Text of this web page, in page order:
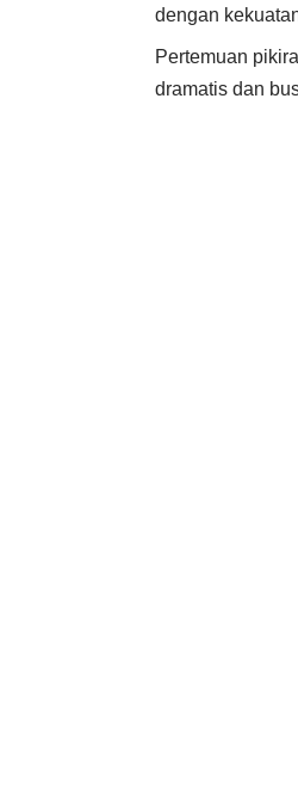
dengan
Pertemuan
dramatis dan